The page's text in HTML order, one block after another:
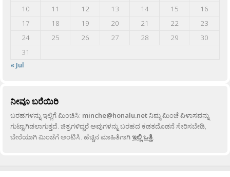
10
11 12 13 14 15
16
17
18 19 20 21 22
23
24
25 26 27 28 29
30
31
« Jul
ನೀವೂ ಬರೆಯಿರಿ
ಬರಹಗಳನ್ನು ಇಲ್ಲಿಗೆ ಮಿಂಚಿಸಿ: minche@honalu.netನಿಮ್ಮ ಮಿಂಚೆ ವಿಳಾಸವನ್ನು
ಗುಟ್ಟಾಗಿಡಲಾಗುತ್ತದೆ. ಚಿತ್ರಗಳಿದ್ದರೆ ಅವುಗಳನ್ನು ಬರಹದ ಕಡತದೊಡನೆ ಸೇರಿಸಬೇಡಿ,
ಬೇರೆಯಾಗಿ ಮಿಂಚೆಗೆ ಅಂಟಿಸಿ. ಹೆಚ್ಚಿನ ಮಾಹಿತಿಗಾಗಿಇಲ್ಲಿ ಒತ್ತಿ.